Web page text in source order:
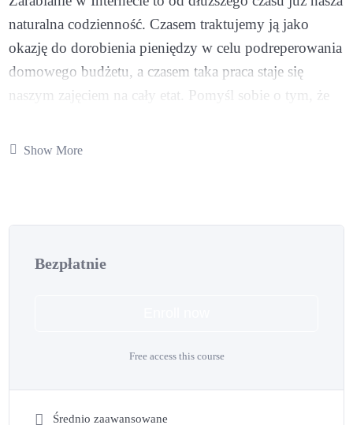
naturalna codzienność. Czasem traktujemy ją jako
okazję do dorobienia pieniędzy w celu podreperowania
domowego budżetu, a czasem taka praca staje się
naszym zajęciem na cały etat. Pomyśl sobie o tym, że
masz pracować… To jest możliwe!
Spis treści
W jaki sposób promować produkty Paxful.com?
Show More
Bezpłatnie
Free access this course
Średnio zaawansowane